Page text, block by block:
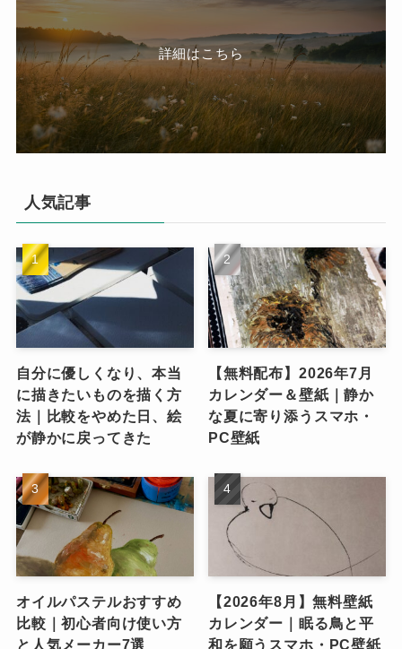
詳細はこちら
人気記事
自分に優しくなり、本当
に描きたいものを描く方
法｜比較をやめた日、絵
が静かに戻ってきた
【無料配布】2026年7月
カレンダー＆壁紙｜静か
な夏に寄り添うスマホ・
PC壁紙
オイルパステルおすすめ
比較｜初心者向け使い方
と人気メーカー7選
【2026年8月】無料壁紙
カレンダー｜眠る鳥と平
和を願うスマホ・PC壁紙